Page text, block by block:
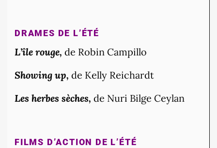
DRAMES DE L’ÉTÉ
L’île rouge, de Robin Campillo
Showing up, de Kelly Reichardt
Les herbes sèches, de Nuri Bilge Ceylan
FILMS D’ACTION DE L’ÉTÉ